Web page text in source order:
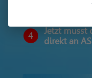
4
Jetzt musst
direkt an